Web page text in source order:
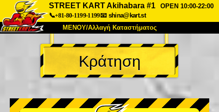
STREET KART Akihabara #1
OPEN 10:00-22:00
📞+81-80-1199-1199📧 shina@kart.st
ΜΕΝΟΥ/Αλλαγή Καταστήματος
ΚΥΡΙΩΣ
Σχετικά Προδιαγραφές Τιμές
Συχνές Ερωτήσεις
Εταιρεία Κράτηση
Κράτηση